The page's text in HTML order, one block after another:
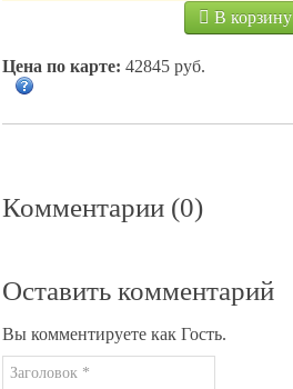
В корзину
Цена по карте: 42845 руб.
Комментарии (0)
Оставить комментарий
Вы комментируете как Гость.